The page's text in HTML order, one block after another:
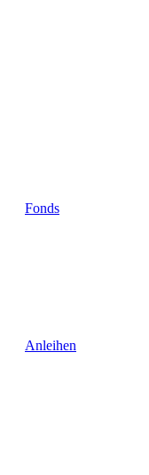
Fonds
Anleihen